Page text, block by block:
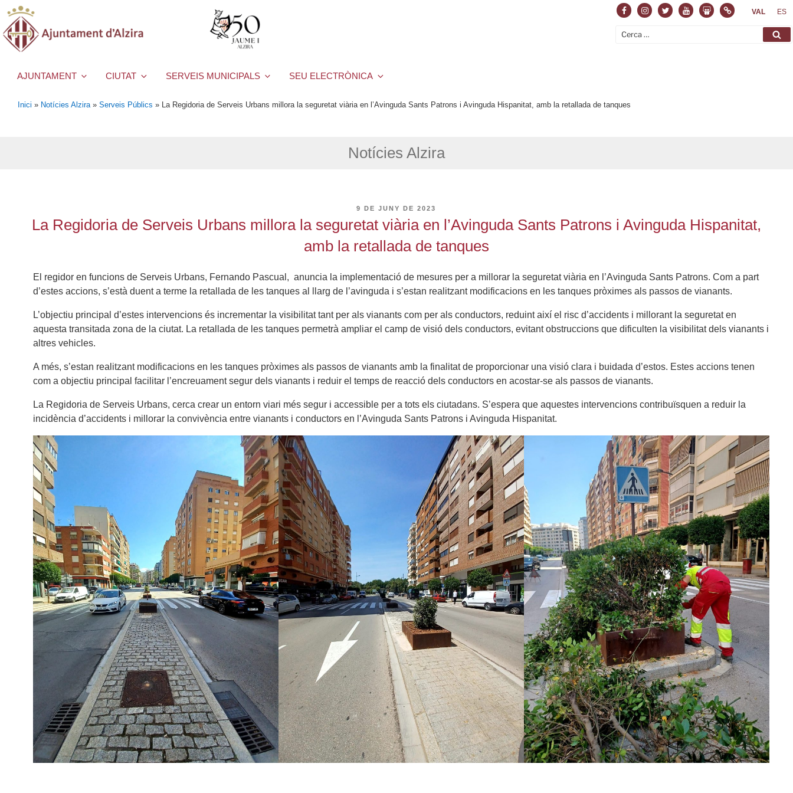
FacebookInstagram
TwitterYoutubeSlideshare
NormasVAL ES
Cerca:
AJUNTAMENT CIUTAT SERVEIS MUNICIPALS SEU ELECTRÒNICA
Inici » Notícies Alzira » Serveis Públics » La Regidoria de Serveis Urbans millora la seguretat viària en l’Avinguda Sants Patrons i Avinguda Hispanitat, amb la retallada de tanques
Notícies Alzira
PUBLICAT
9 DE JUNY DE 2023
La Regidoria de Serveis Urbans millora la seguretat viària en l’Avinguda Sants Patrons i Avinguda Hispanitat,
amb la retallada de tanques
El regidor en funcions de Serveis Urbans, Fernando Pascual, anuncia la implementació de mesures per a millorar la seguretat viària en l’Avinguda Sants Patrons. Com a part
d’estes accions, s’està duent a terme la retallada de les tanques al llarg de l’avinguda i s’estan realitzant modificacions en les tanques pròximes als passos de vianants.
L’objectiu principal d’estes intervencions és incrementar la visibilitat tant per als vianants com per als conductors, reduint així el risc d’accidents i millorant la seguretat en
aquesta transitada zona de la ciutat. La retallada de les tanques permetrà ampliar el camp de visió dels conductors, evitant obstruccions que dificulten la visibilitat dels vianants i
altres vehicles.
A més, s’estan realitzant modificacions en les tanques pròximes als passos de vianants amb la finalitat de proporcionar una visió clara i buidada d’estos. Estes accions tenen
com a objectiu principal facilitar l’encreuament segur dels vianants i reduir el temps de reacció dels conductors en acostar-se als passos de vianants.
La Regidoria de Serveis Urbans, cerca crear un entorn viari més segur i accessible per a tots els ciutadans. S’espera que aquestes intervencions contribuïsquen a reduir la
incidència d’accidents i millorar la convivència entre vianants i conductors en l’Avinguda Sants Patrons i Avinguda Hispanitat.